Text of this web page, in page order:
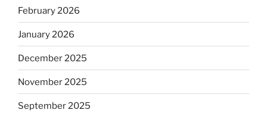
February 2026
January 2026
December 2025
November 2025
September 2025